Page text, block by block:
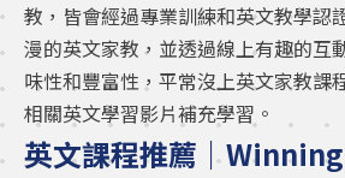
教，皆會經過專業訓練和英文教學認
漫的英文家教，並透過線上有趣的互
味性和豐富性，平常沒上英文家教課
相關英文學習影片補充學習。
英文課程推薦｜